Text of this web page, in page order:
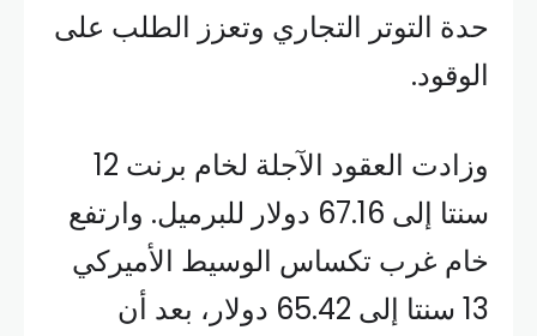
حدة التوتر التجاري وتعزز الطلب على
الوقود.
وزادت العقود الآجلة لخام برنت 12
سنتا إلى 67.16 دولار للبرميل. وارتفع
خام غرب تكساس الوسيط الأميركي
13 سنتا إلى 65.42 دولار، بعد أن